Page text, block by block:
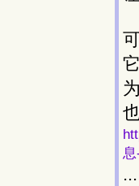
息
...